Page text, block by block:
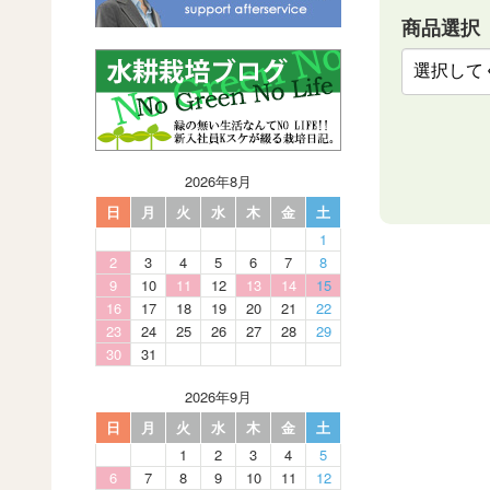
2026年8月
日
月 火 水 木 金
土
1
2
3 4 5 6 7
8
9
10 11 12 13 14
15
16
17 18 19 20 21
22
23
24 25 26 27 28
29
30
31
2026年9月
日
月 火 水 木 金
土
1
2 3 4
5
6
7 8 9 10 11 12
商品選択